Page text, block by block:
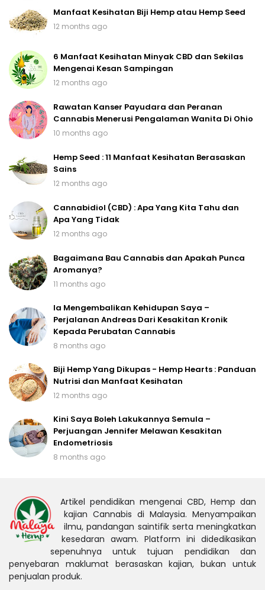
Manfaat Kesihatan Biji Hemp atau Hemp Seed
12 months ago
6 Manfaat Kesihatan Minyak CBD dan Sekilas
Mengenai Kesan Sampingan
12 months ago
Rawatan Kanser Payudara dan Peranan
Cannabis Menerusi Pengalaman Wanita Di Ohio
10 months ago
Hemp Seed : 11 Manfaat Kesihatan Berasaskan
Sains
12 months ago
Cannabidiol (CBD) : Apa Yang Kita Tahu dan
Apa Yang Tidak
12 months ago
Bagaimana Bau Cannabis dan Apakah Punca
Aromanya?
11 months ago
Ia Mengembalikan Kehidupan Saya –
Perjalanan Andreas Dari Kesakitan Kronik
Kepada Perubatan Cannabis
8 months ago
Biji Hemp Yang Dikupas - Hemp Hearts : Panduan
Nutrisi dan Manfaat Kesihatan
12 months ago
Kini Saya Boleh Lakukannya Semula –
Perjuangan Jennifer Melawan Kesakitan
Endometriosis
8 months ago
Artikel pendidikan mengenai CBD, Hemp dan
kajian Cannabis di Malaysia. Menyampaikan
ilmu, pandangan saintifik serta meningkatkan
kesedaran awam. Platform ini didedikasikan
sepenuhnya untuk tujuan pendidikan dan
penyebaran maklumat berasaskan kajian, bukan untuk
penjualan produk.